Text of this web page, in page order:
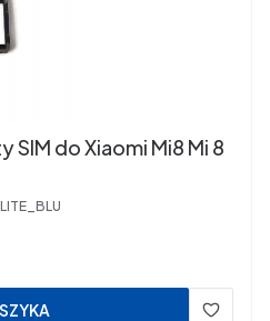
do Xiaomi Mi8 Mi 8